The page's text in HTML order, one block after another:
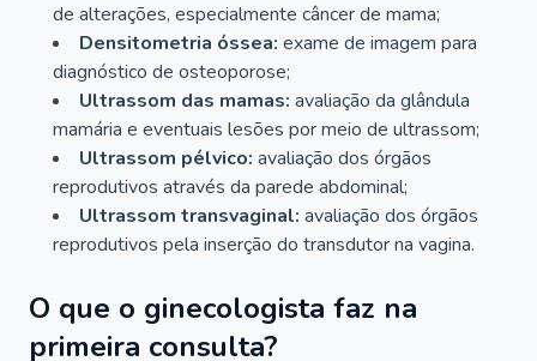
de alterações, especialmente câncer de mama;
Densitometria óssea: exame de imagem para
diagnóstico de osteoporose;
Ultrassom das mamas: avaliação da glândula
mamária e eventuais lesões por meio de ultrassom;
Ultrassom pélvico: avaliação dos órgãos
reprodutivos através da parede abdominal;
Ultrassom transvaginal: avaliação dos órgãos
reprodutivos pela inserção do transdutor na vagina.
O que o ginecologista faz na
primeira consulta?